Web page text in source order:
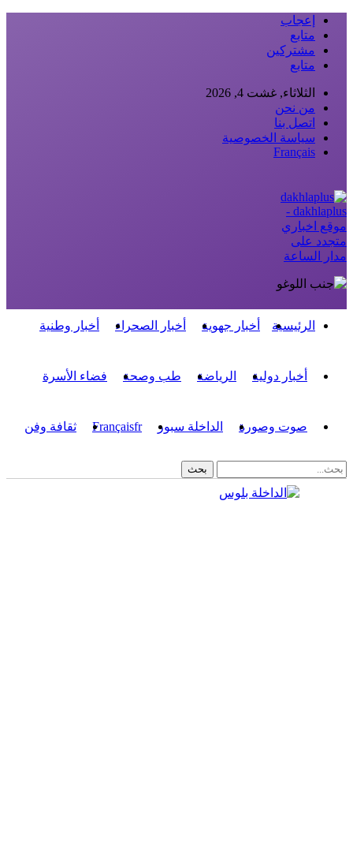
إعجاب
متابع
مشتركين
متابع
الثلاثاء, غشت 4, 2026
من نحن
اتصل بنا
سياسة الخصوصية
Français
dakhlaplus -
موقع اخباري
متجدد على
مدار الساعة
الرئيسية أخبار جهوية أخبار الصحراء أخبار وطنية
أخبار دولية الرياضة طب وصحة فضاء الأسرة
صوت وصورة الداخلة سبور Françaisfr ثقافة وفن